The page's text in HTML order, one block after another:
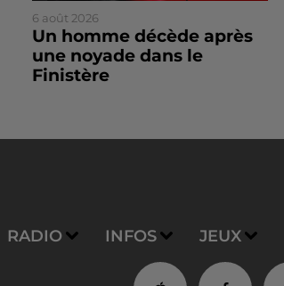
6 août 2026
Un homme décède après
une noyade dans le
Finistère
RADIO INFOS JEUX